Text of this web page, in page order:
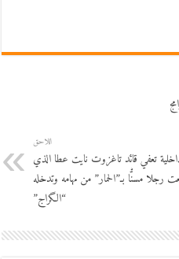
اللاحق
تعفي قائد تاغزوت نايت عطا الذي
رجلا مسنّْا بـ”الحمار” من مهامه وتدخله
“الگراج”